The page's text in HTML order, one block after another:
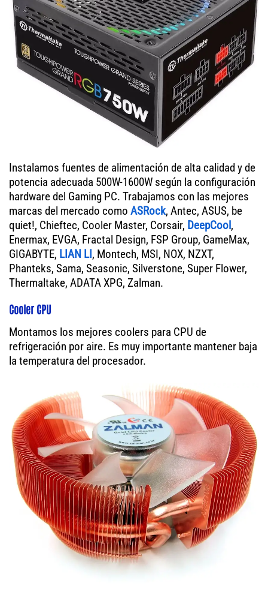
Instalamos fuentes de alimentación de alta calidad y de
potencia adecuada 500W-1600W según la configuración
hardware del Gaming PC. Trabajamos con las mejores
marcas del mercado como ASRock, Antec, ASUS, be
quiet!, Chieftec, Cooler Master, Corsair, DeepCool,
Enermax, EVGA, Fractal Design, FSP Group, GameMax,
GIGABYTE, LIAN LI, Montech, MSI, NOX, NZXT,
Phanteks, Sama, Seasonic, Silverstone, Super Flower,
Thermaltake, ADATA XPG, Zalman.
Cooler CPU
Montamos los mejores coolers para CPU de
refrigeración por aire. Es muy importante mantener baja
la temperatura del procesador.